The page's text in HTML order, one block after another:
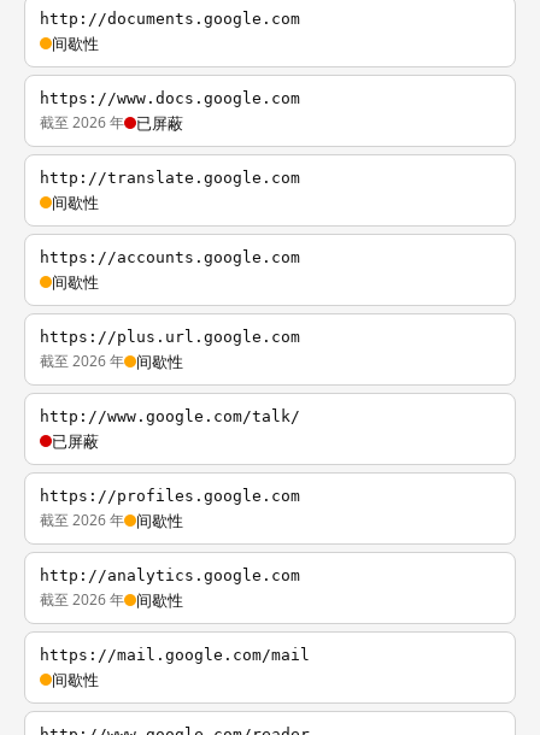
http://documents.google.com
间歇性
https://www.docs.google.com
截至 2026 年 已屏蔽
http://translate.google.com
间歇性
https://accounts.google.com
间歇性
https://plus.url.google.com
截至 2026 年 间歇性
http://www.google.com/talk/
已屏蔽
https://profiles.google.com
截至 2026 年 间歇性
http://analytics.google.com
截至 2026 年 间歇性
https://mail.google.com/mail
间歇性